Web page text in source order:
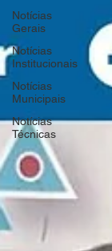
Notícias
Gerais
Notícias
Institucionais
Notícias
Municipais
Notícias
Técnicas